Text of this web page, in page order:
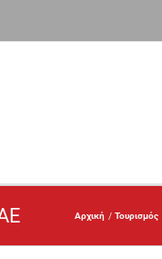
Αρχική Τουρισμός